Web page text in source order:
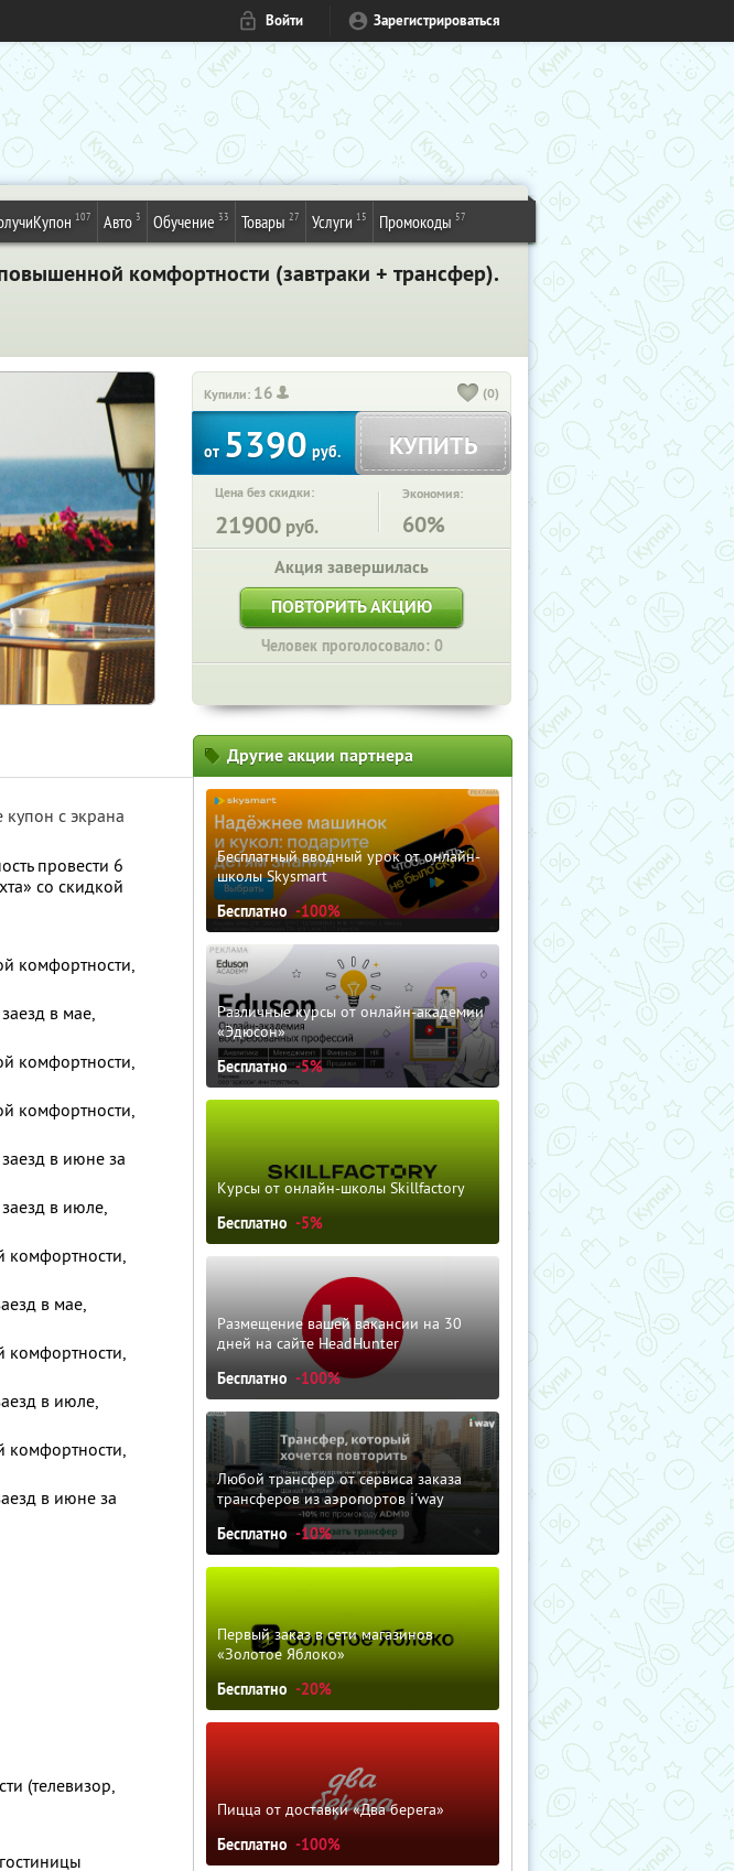
Войти Зарегистрироваться
107 Авто 3 Обучение 33 Товары 27 Услуги 15 Промокоды 57
комфортности (завтраки + трансфер).
Купили: 16 (0)
от 5390 руб. КУПИТЬ
Цена без скидки:
21900 руб.
Экономия:
60%
Акция завершилась
ПОВТОРИТЬ АКЦИЮ
Человек проголосовало: 0
купон с экрана
провести 6
со скидкой
комфортности,
в мае,
комфортности,
комфортности,
в июне за
в июле,
в мае,
в июле,
в июне за
(телевизор,
Другие акции партнера
Бесплатный вводный урок от онлайн-
школы Skysmart
Бесплатно -100%
Различные курсы от онлайн-академии
«Эдюсон»
Бесплатно -5%
Курсы от онлайн-школы Skillfactory
Бесплатно -5%
Размещение вашей вакансии на 30
дней на сайте HeadHunter
Бесплатно -100%
Любой трансфер от сервиса заказа
трансферов из аэропортов i'way
Бесплатно -10%
Первый заказ в сети магазинов
«Золотое Яблоко»
Бесплатно -20%
Пицца от доставки «Два берега»
Бесплатно -100%